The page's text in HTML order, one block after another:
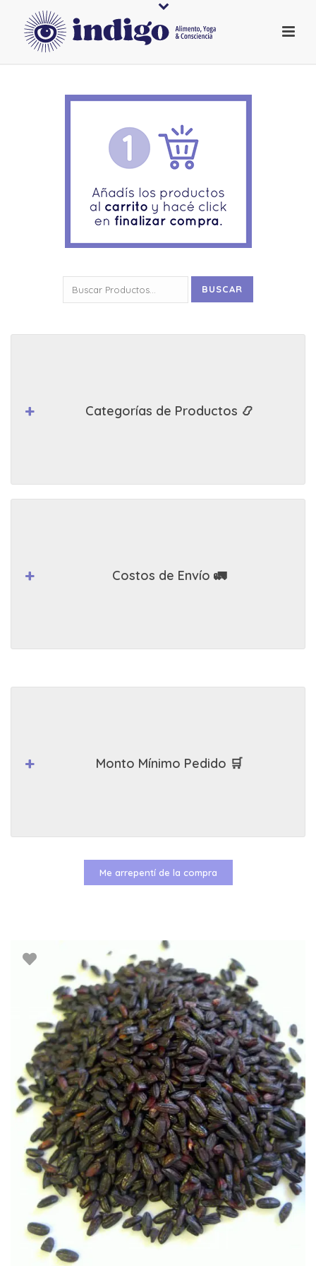
por:
BUSCAR
Categorías de Productos 📿
Costos de Envío 🚛
Monto Mínimo Pedido 🛒
Me arrepentí de la compra